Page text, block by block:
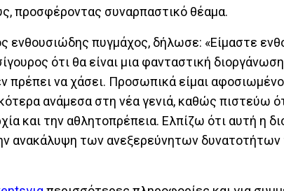
προσφέροντας συναρπαστικό θέαμα.
ενθουσιώδης πυγμάχος, δήλωσε: «Είμαστε
ότι θα είναι μια φανταστική
πρέπει να χάσει. Προσωπικά είμαι
ανάμεσα στη νέα γενιά, καθώς πιστεύω
και την αθλητοπρέπεια. Ελπίζω ότι αυτή η
ανακάλυψη των ανεξερεύνητων